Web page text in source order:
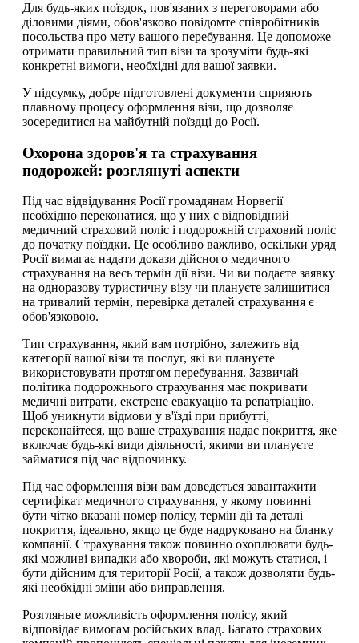
Для будь-яких поїздок, пов'язаних з переговорами або
діловими діями, обов'язково повідомте співробітників
посольства про мету вашого перебування. Це допоможе
отримати правильний тип візи та зрозуміти будь-які
конкретні вимоги, необхідні для вашої заявки.
У підсумку, добре підготовлені документи сприяють
плавному процесу оформлення візи, що дозволяє
зосередитися на майбутній поїздці до Росії.
Охорона здоров'я та страхування
подорожей: розглянуті аспекти
Під час відвідування Росії громадянам Норвегії
необхідно переконатися, що у них є відповідний
медичний страховий поліс і подорожній страховий поліс
до початку поїздки. Це особливо важливо, оскільки уряд
Росії вимагає надати докази дійсного медичного
страхування на весь термін дії візи. Чи ви подаєте заявку
на одноразову туристичну візу чи плануєте залишитися
на тривалий термін, перевірка деталей страхування є
обов'язковою.
Тип страхування, який вам потрібно, залежить від
категорії вашої візи та послуг, які ви плануєте
використовувати протягом перебування. Зазвичай
політика подорожнього страхування має покривати
медичні витрати, екстрене евакуацію та репатріацію.
Щоб уникнути відмови у в'їзді при прибутті,
переконайтеся, що ваше страхування надає покриття, яке
включає будь-які види діяльності, якими ви плануєте
займатися під час відпочинку.
Під час оформлення візи вам доведеться завантажити
сертифікат медичного страхування, у якому повинні
бути чітко вказані номер полісу, термін дії та деталі
покриття, ідеально, якщо це буде надруковано на бланку
компанії. Страхування також повинно охоплювати будь-
які можливі випадки або хвороби, які можуть статися, і
бути дійсним для території Росії, а також дозволяти будь-
які необхідні зміни або виправлення.
Розгляньте можливість оформлення полісу, який
відповідає вимогам російських влад. Багато страхових